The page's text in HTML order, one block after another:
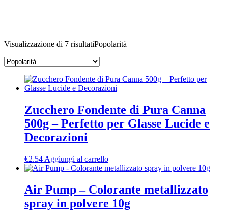
Visualizzazione di 7 risultatiPopolarità
Zucchero Fondente di Pura Canna
500g – Perfetto per Glasse Lucide e
Decorazioni
€2.54 Aggiungi al carrello
Air Pump – Colorante metallizzato
spray in polvere 10g